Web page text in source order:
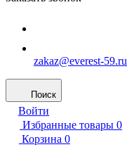
zakaz@everest-59.ru
Поиск
Войти
Избранные товары 0
Корзина 0